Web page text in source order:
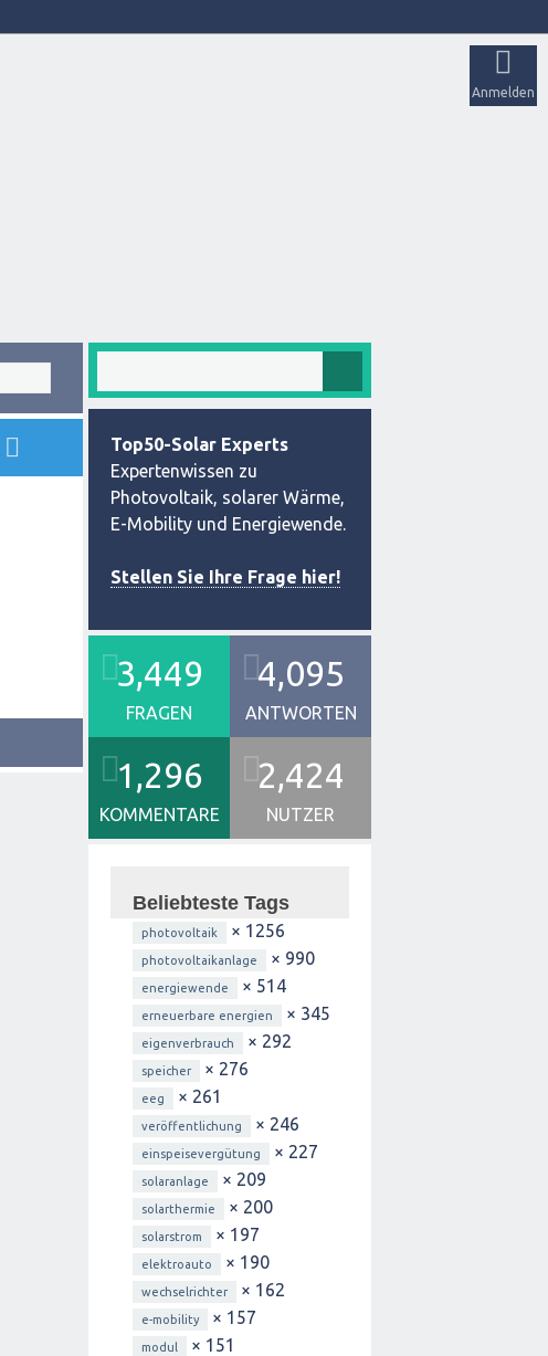
Anmelden
Top50-Solar Experts
Expertenwissen zu
Photovoltaik, solarer Wärme,
E-Mobility und Energiewende.
Stellen Sie Ihre Frage hier!
3,449
FRAGEN
4,095
ANTWORTEN
1,296
KOMMENTARE
2,424
NUTZER
Beliebteste Tags
photovoltaik × 1256
photovoltaikanlage × 990
energiewende × 514
erneuerbare energien × 345
eigenverbrauch × 292
speicher × 276
eeg × 261
veröffentlichung × 246
einspeisevergütung × 227
solaranlage × 209
solarthermie × 200
solarstrom × 197
elektroauto × 190
wechselrichter × 162
e-mobility × 157
modul × 151